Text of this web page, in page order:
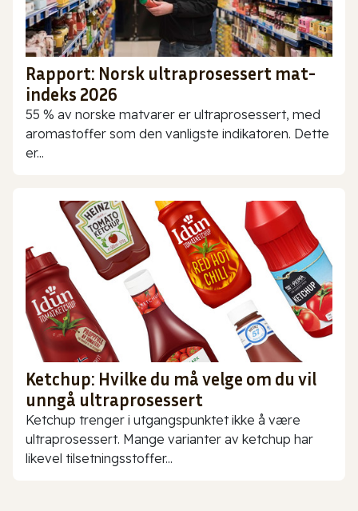
Rapport: Norsk ultraprosessert mat-
indeks 2026
55 % av norske matvarer er ultraprosessert, med
aromastoffer som den vanligste indikatoren. Dette
er...
Ketchup: Hvilke du må velge om du vil
unngå ultraprosessert
Ketchup trenger i utgangspunktet ikke å være
ultraprosessert. Mange varianter av ketchup har
likevel tilsetningsstoffer...